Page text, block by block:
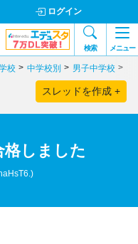
ログイン
検索 メニュー
校 中学校別 男子中学校
スレッドを作成 +
格しました